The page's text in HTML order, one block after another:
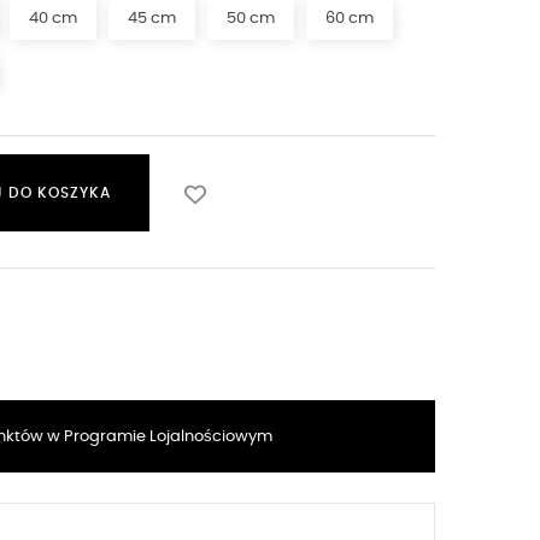
40 cm 45 cm 50 cm 60 cm
DO KOSZYKA
w Programie Lojalnościowym